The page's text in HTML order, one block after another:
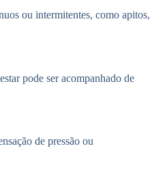
ou intermitentes, como apitos,
pode ser acompanhado de
de pressão ou